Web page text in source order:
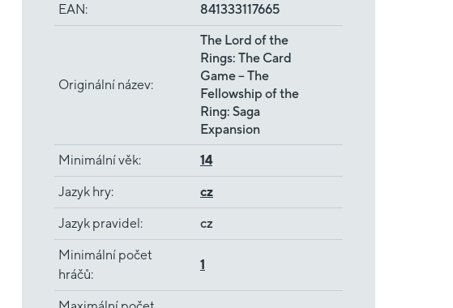
EAN: 841333117665
Originální název:
The Lord of the
Rings: The Card
Game – The
Fellowship of the
Ring: Saga
Expansion
Minimální věk: 14
Jazyk hry: cz
Jazyk pravidel: cz
Minimální počet
hráčů:
1